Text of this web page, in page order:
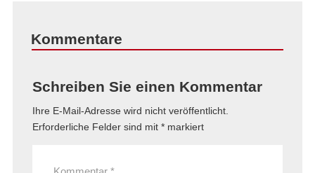
Kommentare
Schreiben Sie einen Kommentar
Ihre E-Mail-Adresse wird nicht veröffentlicht.
Erforderliche Felder sind mit *markiert